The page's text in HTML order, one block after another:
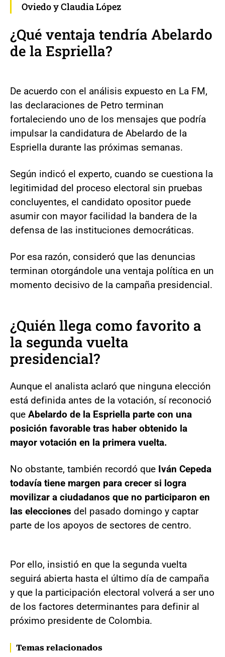
Oviedo y Claudia López
¿Qué ventaja tendría Abelardo
de la Espriella?
De acuerdo con el análisis expuesto en La FM,
las declaraciones de Petro terminan
fortaleciendo uno de los mensajes que podría
impulsar la candidatura de Abelardo de la
Espriella durante las próximas semanas.
Según indicó el experto, cuando se cuestiona la
legitimidad del proceso electoral sin pruebas
concluyentes, el candidato opositor puede
asumir con mayor facilidad la bandera de la
defensa de las instituciones democráticas.
Por esa razón, consideró que las denuncias
terminan otorgándole una ventaja política en un
momento decisivo de la campaña presidencial.
¿Quién llega como favorito a
la segunda vuelta
presidencial?
Aunque el analista aclaró que ninguna elección
está definida antes de la votación, sí reconoció
que Abelardo de la Espriella parte con una
posición favorable tras haber obtenido la
mayor votación en la primera vuelta.
No obstante, también recordó que Iván Cepeda
todavía tiene margen para crecer si logra
movilizar a ciudadanos que no participaron en
las elecciones del pasado domingo y captar
parte de los apoyos de sectores de centro.
Por ello, insistió en que la segunda vuelta
seguirá abierta hasta el último día de campaña
y que la participación electoral volverá a ser uno
de los factores determinantes para definir al
próximo presidente de Colombia.
Temas relacionados